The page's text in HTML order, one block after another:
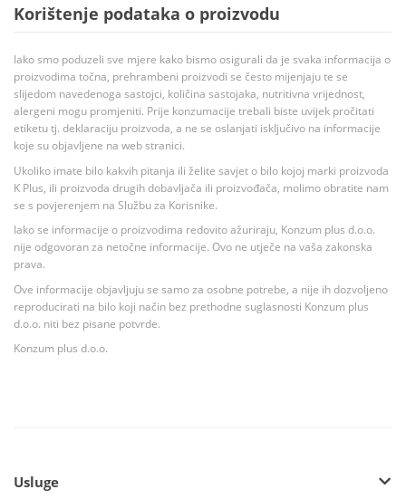
Korištenje podataka o proizvodu
Iako smo poduzeli sve mjere kako bismo osigurali da je svaka informacija o
proizvodima točna, prehrambeni proizvodi se često mijenjaju te se
slijedom navedenoga sastojci, količina sastojaka, nutritivna vrijednost,
alergeni mogu promjeniti. Prije konzumacije trebali biste uvijek pročitati
etiketu tj. deklaraciju proizvoda, a ne se oslanjati isključivo na informacije
koje su objavljene na web stranici.
Ukoliko imate bilo kakvih pitanja ili želite savjet o bilo kojoj marki proizvoda
K Plus, ili proizvoda drugih dobavljača ili proizvođača, molimo obratite nam
se s povjerenjem na Službu za Korisnike.
Iako se informacije o proizvodima redovito ažuriraju, Konzum plus d.o.o.
nije odgovoran za netočne informacije. Ovo ne utječe na vaša zakonska
prava.
Ove informacije objavljuju se samo za osobne potrebe, a nije ih dozvoljeno
reproducirati na bilo koji način bez prethodne suglasnosti Konzum plus
d.o.o. niti bez pisane potvrde.
Konzum plus d.o.o.
Usluge